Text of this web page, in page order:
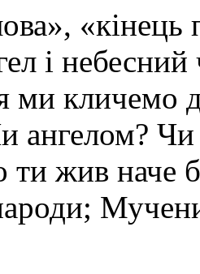
«кінець
і небесний
ми кличемо
ангелом?
жив наче